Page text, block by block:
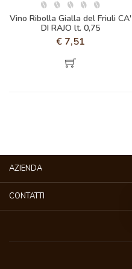
Vino Ribolla Gialla del Friuli CA'
DI RAJO lt. 0,75
€ 7,51
AZIENDA
CONTATTI